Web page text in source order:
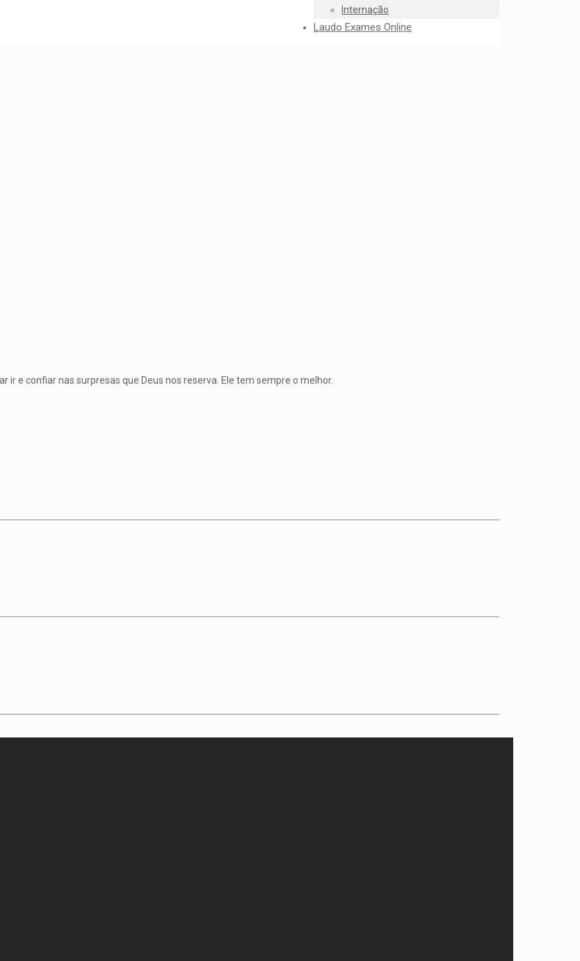
Internação
Laudo Exames Online
e confiar nas surpresas que Deus nos reserva. Ele tem sempre o melhor.